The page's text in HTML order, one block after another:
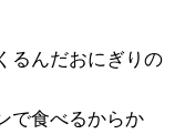
るんだおにぎりの
で食べるからか